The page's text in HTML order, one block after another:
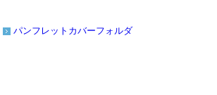
パンフレットカバーフォルダ